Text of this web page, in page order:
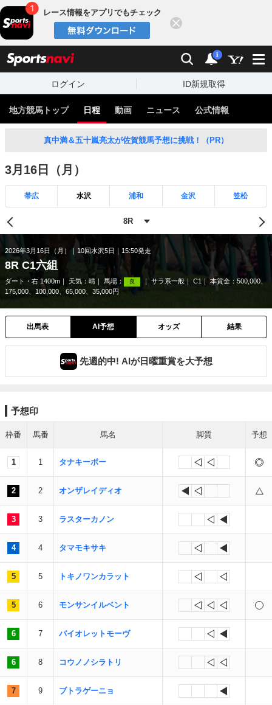
レース情報をアプリでもチェック
検索 通知
i
ログイン ID新規取得
地方競馬トップ 日程 動画 ニュース 公式情報
真中満＆五十嵐亮太が佐賀競馬予想に挑戦！（PR）
3月16日（月）
帯広 水沢 浦和 金沢 笠松
2026年3月16日（月） 10回水沢5日 15:50発走
8R C1六組
ダート・右 1400m 天気： 晴 馬場： 良 サラ系一般 C1
本賞金：500,000、
175,000、100,000、65,000、35,000円
出馬表 AI予想 オッズ 結果
先週的中! AIが日曜重賞を大予想
予想印
枠番 馬番 馬名 脚質 予想
1 1 タナキーボー
2 2 オンザレイディオ
3 3 ラスターカノン
4 4 タマモキサキ
5 5 トキノワンカラット
5 6 モンサンイルベント
6 7 バイオレットモーヴ
6 8 コウノノシラトリ
7 9 ブトラゲーニョ